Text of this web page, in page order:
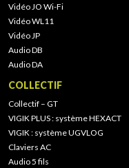
Vidéo JO Wi-Fi
Vidéo WL11
Vidéo JP
Audio DB
Audio DA
COLLECTIF
Collectif – GT
VIGIK PLUS : système HEXACT
VIGIK : système UGVLOG
Claviers AC
Audio 5 fils